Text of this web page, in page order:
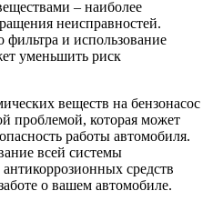
– наиболее
неисправностей.
фильтра и использование
уменьшить риск
веществ на бензонасос
проблемой, которая может
работы автомобиля.
всей системы
средств
о вашем автомобиле.